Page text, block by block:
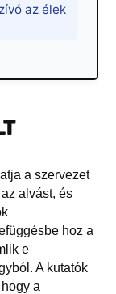
az élek
a szervezet
alvást, és
hoz a
e
A kutatók
a